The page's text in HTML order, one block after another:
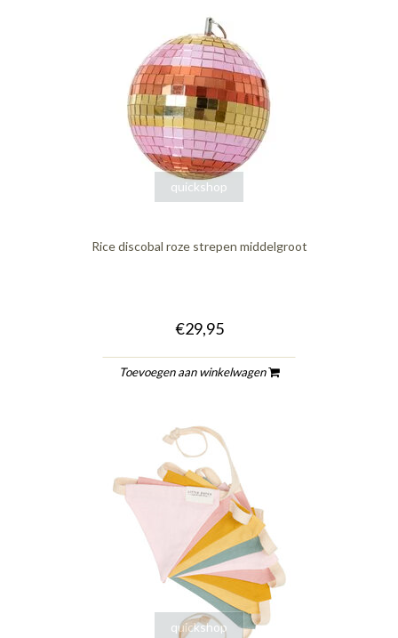
quickshop
Rice discobal roze strepen middelgroot
€29,95
Toevoegen aan winkelwagen
quickshop